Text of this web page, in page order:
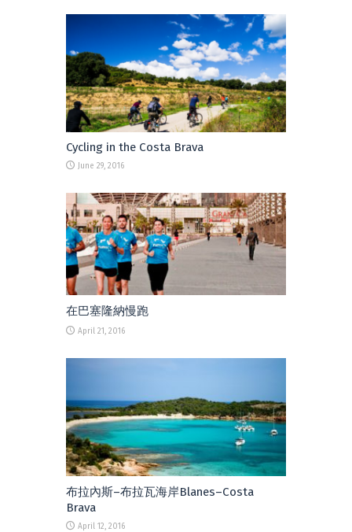
Cycling in the Costa Brava
June 29, 2016
在巴塞隆納慢跑
April 21, 2016
布拉內斯–布拉瓦海岸Blanes–Costa
Brava
April 12, 2016